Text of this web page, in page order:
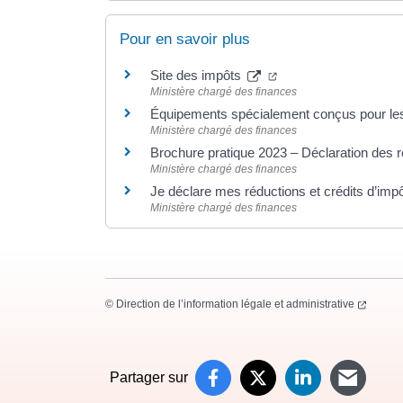
Pour en savoir plus
Site des impôts (ouverture dans un
Ministère chargé des finances
Équipements spécialement conçus pour
Ministère chargé des finances
Brochure pratique 2023 – Déclaration des
Ministère chargé des finances
Je déclare mes réductions et crédits
Ministère chargé des finances
© Direction de l’information légale et administrative
Partager sur Partager sur
(ouverture dans un
Partager sur X
(ouverture
Partager
(ouverture